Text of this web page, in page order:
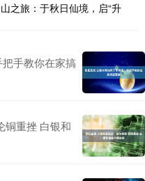
之旅：于秋日仙境，启“升
手教你在家搞
铜重挫 白银和